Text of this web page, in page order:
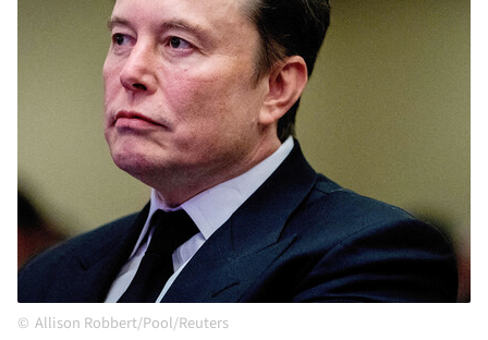
Allison Robbert/Pool/Reuters